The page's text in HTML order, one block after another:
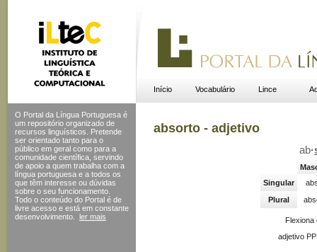
Início Vocabulário Lince
O Portal da Língua Portuguesa é
um repositório organizado de
recursos linguísticos. Pretende
ser orientado tanto para o
público em geral como para a
comunidade científica, servindo
de apoio a quem trabalha com a
língua portuguesa e a todos os
que têm interesse ou dúvidas
sobre o seu funcionamento.
Todo o conteúdo do Portal é de
livre acesso e está em constante
desenvolvimento.
ler mais
absorto - adjetivo
ab·
Singular
Plural
adjetivo